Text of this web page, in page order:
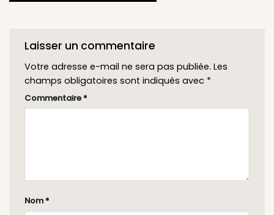
Laisser un commentaire
Votre adresse e-mail ne sera pas publiée. Les
champs obligatoires sont indiqués avec *
Commentaire *
Nom *